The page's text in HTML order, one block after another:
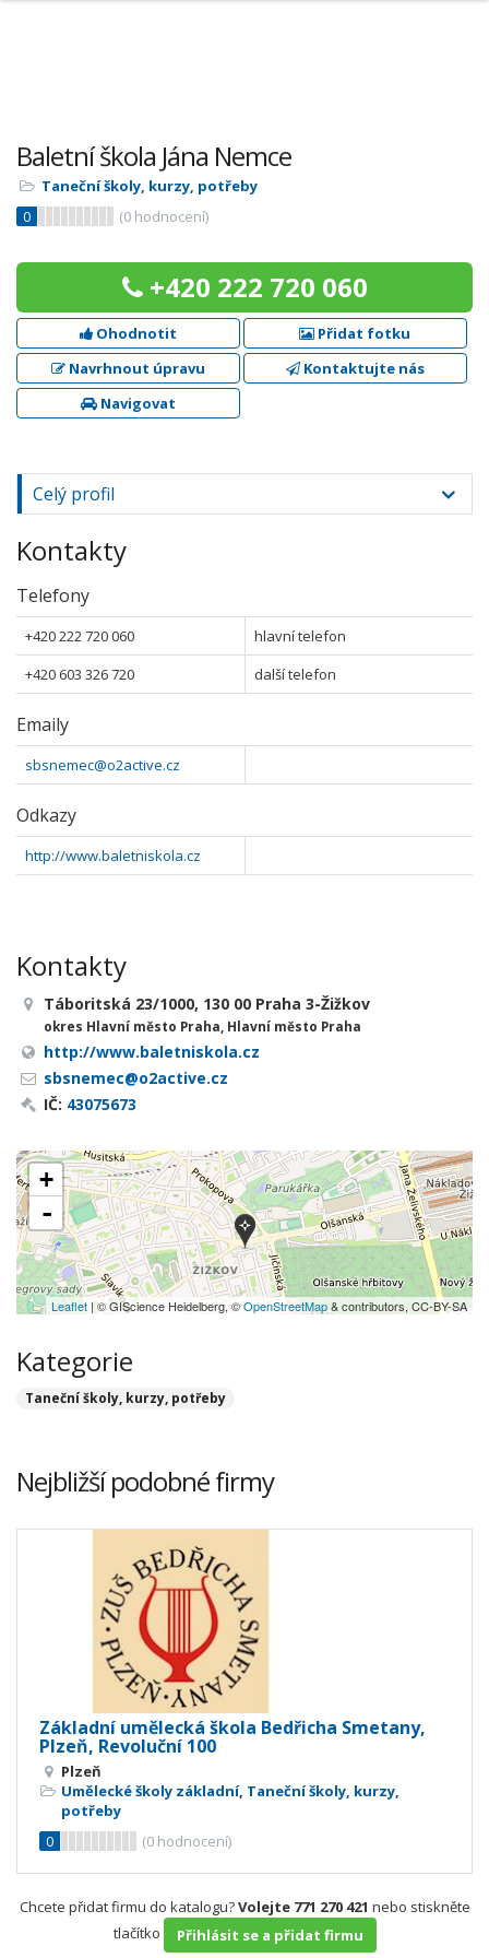
Baletní škola Jána Nemce
Taneční školy, kurzy, potřeby
0
(0 hodnocení)
+420 222 720 060
Ohodnotit
Přidat fotku
Navrhnout úpravu
Kontaktujte nás
Navigovat
Celý profil
Kontakty
Telefony
+420 222 720 060
hlavní telefon
+420 603 326 720
další telefon
Emaily
sbsnemec@o2active.cz
Odkazy
http://www.baletniskola.cz
Kontakty
Táboritská 23/1000, 130 00 Praha 3-Žižkov
okres Hlavní město Praha, Hlavní město Praha
http://www.baletniskola.cz
sbsnemec@o2active.cz
IČ: 43075673
+
-
Leaflet | © GIScience Heidelberg, ©OpenStreetMap& contributors, CC-BY-SA
Kategorie
Taneční školy, kurzy, potřeby
Nejbližší podobné firmy
Základní umělecká škola Bedřicha Smetany,
Plzeň, Revoluční 100
Plzeň
Umělecké školy základní, Taneční školy, kurzy,
potřeby
0
(0 hodnocení)
Chcete přidat firmu do katalogu?Volejte 771 270 421 nebo stiskněte
tlačítko
Přihlásit se a přidat firmu